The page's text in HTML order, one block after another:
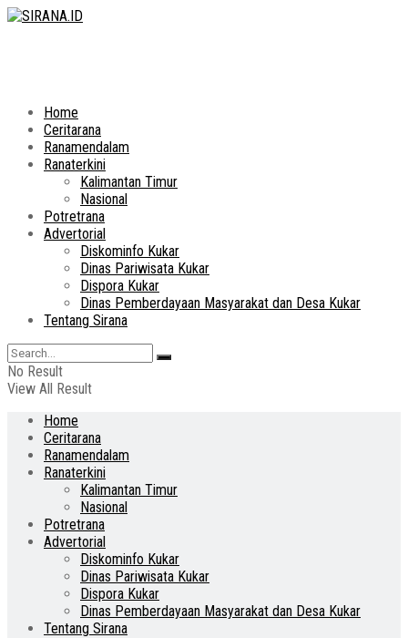
Home
Ceritarana
Ranamendalam
Ranaterkini
Kalimantan Timur
Nasional
Potretrana
Advertorial
Diskominfo Kukar
Dinas Pariwisata Kukar
Dispora Kukar
Dinas Pemberdayaan Masyarakat dan Desa Kukar
Tentang Sirana
No Result
View All Result
Home
Ceritarana
Ranamendalam
Ranaterkini
Kalimantan Timur
Nasional
Potretrana
Advertorial
Diskominfo Kukar
Dinas Pariwisata Kukar
Dispora Kukar
Dinas Pemberdayaan Masyarakat dan Desa Kukar
Tentang Sirana